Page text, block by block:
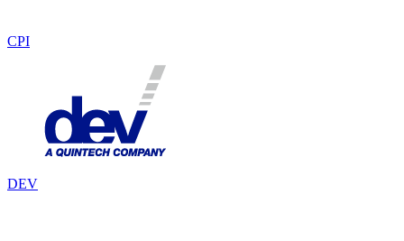
CPI
DEV